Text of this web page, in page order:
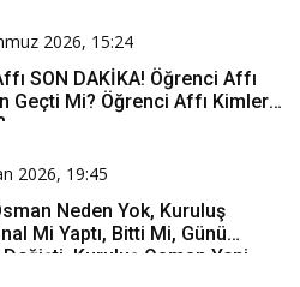
2026, 15:24
SON DAKİKA! Öğrenci Affı
Geçti Mi? Öğrenci Affı Kimleri
2026, 19:45
Neden Yok, Kuruluş
Mi Yaptı, Bitti Mi, Günü
Değişti, Kuruluş Osman Yeni